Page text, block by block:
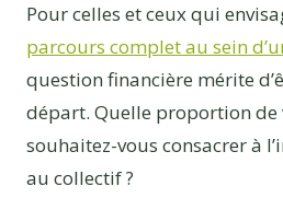
Pour celles et ceux qui
parcours complet au sein
question financière mérite
départ. Quelle proportion de
souhaitez-vous consacrer à
au collectif ?